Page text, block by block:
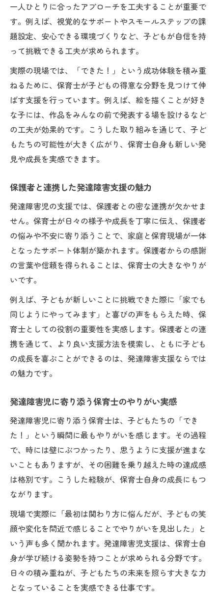
一人ひとりに合ったアプローチを工夫することが重要で
す。例えば、視覚的なサポートやスモールステップの課
題設定、安心できる環境づくりなど、子どもが自信を持
って挑戦できる工夫が求められます。
実際の現場では、「できた！」という成功体験を積み重
ねるために、保育士が子どもの得意な分野を見つけて伸
ばす支援を行っています。例えば、絵を描くことが好き
な子には、作品をみんなの前で発表する場を設けるなど
の工夫が効果的です。こうした取り組みを通じて、子ど
もたちの可能性が大きく広がり、保育士自身も新しい発
見や成長を実感できます。
保護者と連携した発達障害支援の魅力
発達障害児の支援では、保護者との密な連携が欠かせま
せん。保育士が日々の様子や成長を丁寧に伝え、保護者
の悩みや不安に寄り添うことで、家庭と保育現場が一体
となったサポート体制が築かれます。保護者からの感謝
の言葉や信頼を得られることは、保育士の大きなやりが
いです。
例えば、子どもが新しいことに挑戦できた際に「家でも
同じようにやってみます」と喜びの声をもらえた時、保
育士としての役割の重要性を実感します。保護者との連
携を通じて、より良い支援方法を模索し、ともに子ども
の成長を喜ぶことができるのは、発達障害支援ならでは
の魅力です。
発達障害児に寄り添う保育士のやりがい実感
発達障害児に寄り添う保育士は、子どもたちの「でき
た！」という瞬間に最もやりがいを感じます。その過程
で、時には壁にぶつかったり、思うように支援が進まな
いこともありますが、その困難を乗り越えた時の達成感
は格別です。こうした経験が、保育士自身の成長にもつ
ながります。
現場で実際に「最初は関わり方に悩んだが、子どもの笑
顔や変化を間近で感じることでやりがいを見出した」と
いう声も多く聞かれます。発達障害児支援は、保育士自
身が学び続ける姿勢を持つことが求められる分野です。
日々の積み重ねが、子どもたちの未来を照らす大きな力
となっていることを実感できる仕事です。